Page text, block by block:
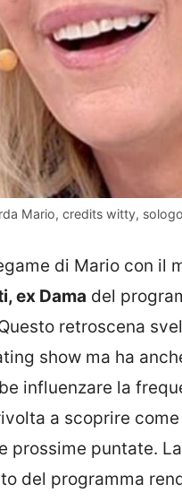
Mario, credits witty,
di Mario con il
ex Dama del
retroscena
show ma ha
influenzare la
a scoprire
prossime puntate.
del programma